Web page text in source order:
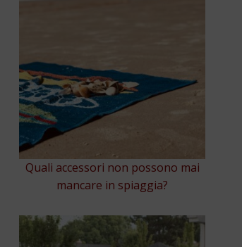
Quali accessori non possono mai
mancare in spiaggia?